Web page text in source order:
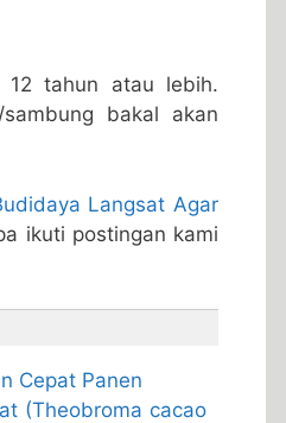
12 tahun atau lebih.
bakal akan
Langsat Agar
ikuti postingan kami
Cepat Panen
(Theobroma cacao